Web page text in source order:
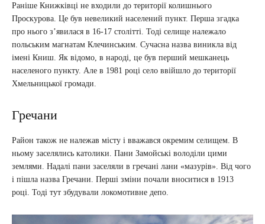
Раніше Книжківці не входили до території колишнього
Проскурова. Це був невеликий населений пункт. Перша згадка
про нього з’явилася в 16-17 столітті. Тоді селище належало
польським магнатам Клечинським. Сучасна назва виникла від
імені Книш. Як відомо, в народі, це був перший мешканець
населеного пункту. Але в 1981 році село ввійшло до території
Хмельницької громади.
Гречани
Район також не належав місту і вважався окремим селищем. В
ньому заселялись католики. Пани Замойські володіли цими
землями. Надалі пани заселяли в гречані лани «мазурів». Від чого
і пішла назва Гречани. Перші зміни почали вноситися в 1913
році. Тоді тут збудували локомотивне депо.